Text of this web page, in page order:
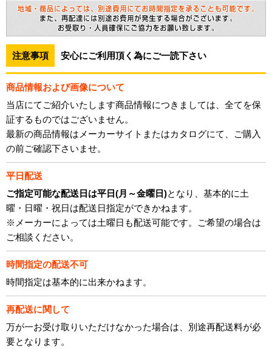
注意事項 安心にご利用頂く為にご一読下さい
商品情報および画像について
当店にてご紹介いたします商品情報につきましては、全てを保
証するものではございません。
最新の商品情報はメーカーサイトまたはカタログにて、ご購入
の前ご確認下さいませ。
平日配送
ご指定可能な配送日は平日(月～金曜日)となり、基本的に土
曜・日曜・祝日は配送日指定ができかねます。
※メーカーによっては土曜日も配送可能です。ご希望の場合は
ご相談ください。
時間指定の配送不可
時間指定は基本的に出来かねます。
再配送に関して
万が一お受け取りいただけなかった場合は、別途再配送料が必
要となります。